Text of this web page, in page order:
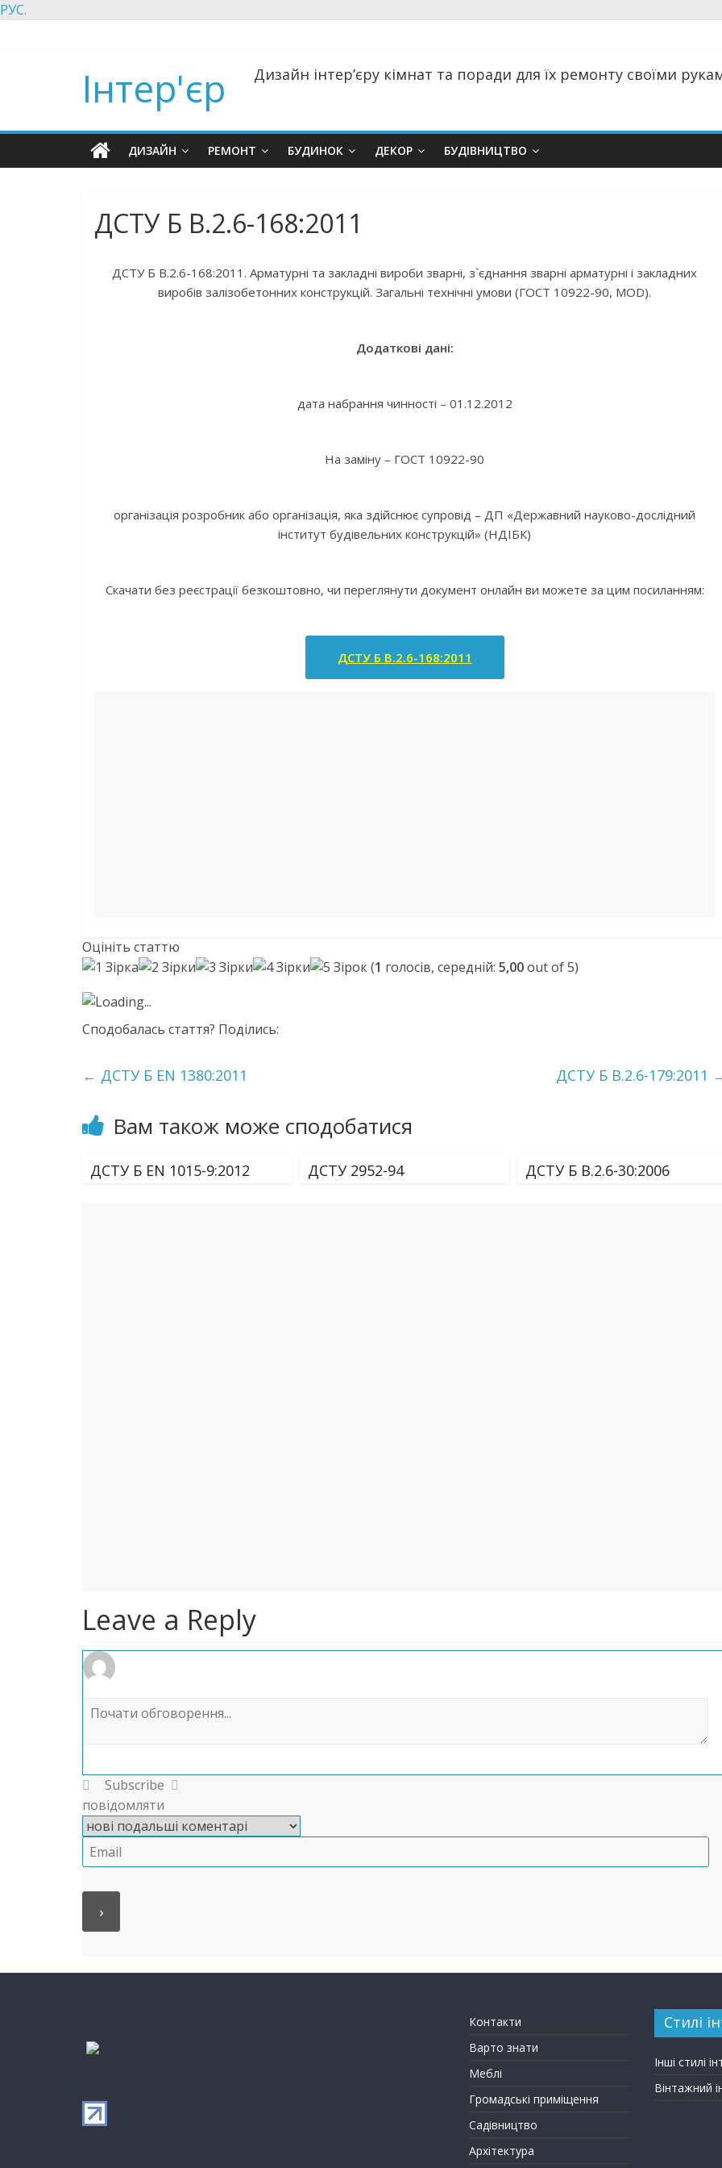
РУС.
Інтер'єр Дизайн інтер’єру кімнат та поради для їх ремонту своїми
ДИЗАЙН РЕМОНТ БУДИНОК ДЕКОР БУДІВНИЦТВО
ДСТУ Б В.2.6-168:2011
ДСТУ Б В.2.6-168:2011. Арматурні та закладні вироби зварні, з`єднання зварні арматурні і закладних
виробів залізобетонних конструкцій. Загальні технічні умови (ГОСТ 10922-90, MOD).
Додаткові дані:
дата набрання чинності – 01.12.2012
На заміну – ГОСТ 10922-90
організація розробник або організація, яка здійснює супровід – ДП «Державний науково-дослідний
інститут будівельних конструкцій» (НДІБК)
Скачати без реєстрації безкоштовно, чи переглянути документ онлайн ви можете за цим посиланням:
ДСТУ Б В.2.6-168:2011
Оцініть статтю
(1 голосів, середній: 5,00out of 5)
Loading...
Сподобалась стаття? Поділись:
← ДСТУ Б EN 1380:2011 ДСТУ Б В.2.6-179:2011
Вам також може сподобатися
ДСТУ Б ЕN 1015-9:2012 ДСТУ 2952-94 ДСТУ Б В.2.6-30:2006
Leave a Reply
Subscribe
повідомляти
Контакти
Варто знати
Меблі
Громадські приміщення
Садівництво
Архітектура
Стилі
Інші стилі
Вінтажний